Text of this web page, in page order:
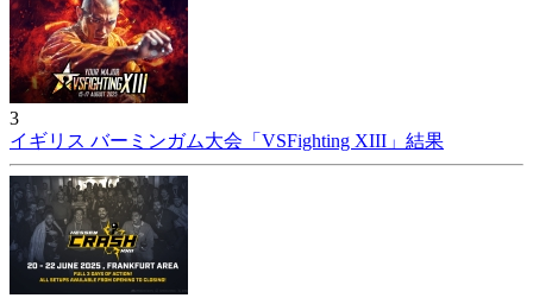
3
イギリス バーミンガム大会「VSFighting XIII」結果